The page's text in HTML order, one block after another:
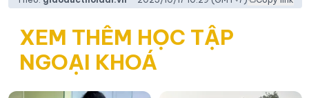
XEM THÊM HỌC TẬP
NGOẠI KHOÁ